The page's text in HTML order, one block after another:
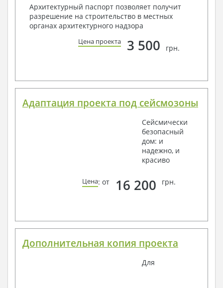
Архитектурный паспорт позволяет получит
разрешение на строительство в местных
органах архитектурного надзора
Цена проекта 3 500 грн.
Адаптация проекта под сейсмозоны
Сейсмически
безопасный
дом: и
надежно, и
красиво
Цена: от 16 200 грн.
Дополнительная копия проекта
Для